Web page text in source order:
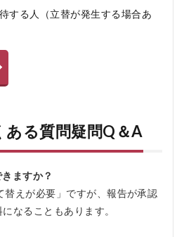
する人（立替が発生する場合あ
る質問疑問Q＆A
ますか？
替えが必要」ですが、報告が承認
なることもあります。